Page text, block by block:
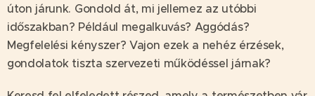
úton járunk. Gondold át, mi jellemez az utóbbi
időszakban? Például megalkuvás? Aggódás?
Megfelelési kényszer? Vajon ezek a nehéz érzések,
gondolatok tiszta szervezeti működéssel járnak?